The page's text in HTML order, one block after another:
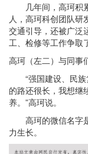
几年间，高珂积累
人，高珂科创团队研
交通引导，还被广泛
工、检修等工作争取
高珂（左二）与同事
“强国建设、民族
的路还很长，我想继
养。”高珂说。
高珂的微信名字是
力生长。